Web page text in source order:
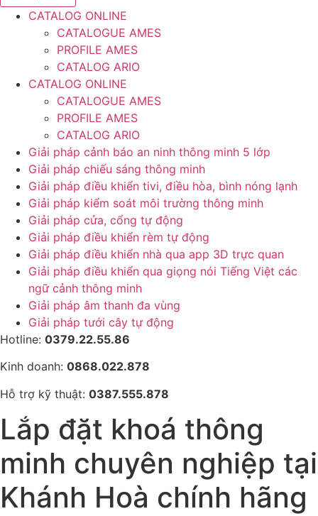
CATALOG ONLINE
CATALOGUE AMES
PROFILE AMES
CATALOG ARIO
CATALOG ONLINE
CATALOGUE AMES
PROFILE AMES
CATALOG ARIO
Giải pháp cảnh báo an ninh thông minh 5 lớp
Giải pháp chiếu sáng thông minh
Giải pháp điều khiển tivi, điều hòa, bình nóng lạnh
Giải pháp kiểm soát môi trường thông minh
Giải pháp cửa, cổng tự động
Giải pháp điều khiển rèm tự động
Giải pháp điều khiển nhà qua app 3D trực quan
Giải pháp điều khiển qua giọng nói Tiếng Việt các
ngữ cảnh thông minh
Giải pháp âm thanh đa vùng
Giải pháp tưới cây tự động
Hotline: 0379.22.55.86
Kinh doanh: 0868.022.878
Hỗ trợ kỹ thuật: 0387.555.878
Lắp đặt khoá thông
minh chuyên nghiệp tại
Khánh Hoà chính hãng